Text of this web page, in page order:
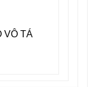
VÔ TÁ